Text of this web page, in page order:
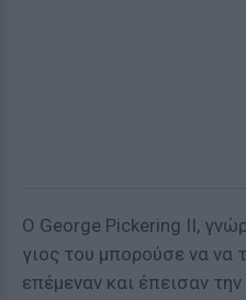
Ο George Pickering II,
γιος του μπορούσε να να
επέμεναν και έπεισαν